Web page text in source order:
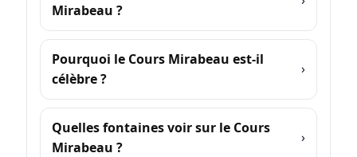
Mirabeau ?
Pourquoi le Cours Mirabeau est-il
célèbre ?
Quelles fontaines voir sur le Cours
Mirabeau ?